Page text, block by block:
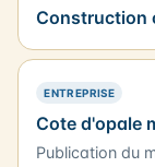
Construction
ENTREPRISE—
Cote d'opale
Publication du